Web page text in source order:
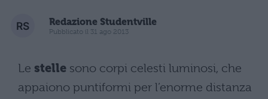
Redazione Studentville
Pubblicato il 31 ago 2013
Le stelle sono corpi celesti luminosi, che
appaiono puntiformi per l’enorme distanza